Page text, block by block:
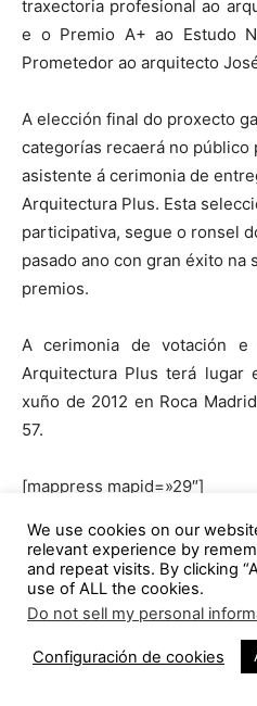
traxectoria profesional ao
e o Premio A+ ao Estudo
Prometedor ao arquitecto
A elección final do proxecto
categorías recaerá no
asistente á cerimonia de
Arquitectura Plus. Esta
participativa, segue o ronsel
pasado ano con gran éxito na
premios.
A cerimonia de votación
Arquitectura Plus terá lugar
xuño de 2012 en Roca
57.
[mappress mapid=»29″]
A convocatoria da III
Plus estivo aberta ata o
profesionais da
con posterioridad ao 1 de
presentarse de forma
We use cookies on our
relevant experience by
and repeat visits. By clicking
use of ALL the cookies.
Do not sell my personal
Configuración de cookies